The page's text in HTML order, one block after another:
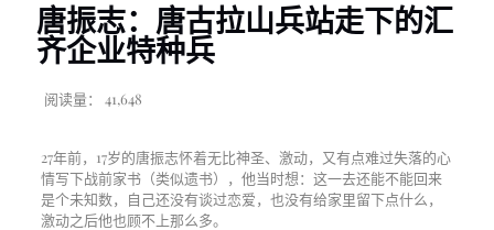
唐振志：唐古拉山兵站走下的汇
齐企业特种兵
阅读量： 41,648
27年前，17岁的唐振志怀着无比神圣、激动，又有点难过失落的心
情写下战前家书（类似遗书），他当时想：这一去还能不能回来
是个未知数，自己还没有谈过恋爱，也没有给家里留下点什么，
激动之后他也顾不上那么多。